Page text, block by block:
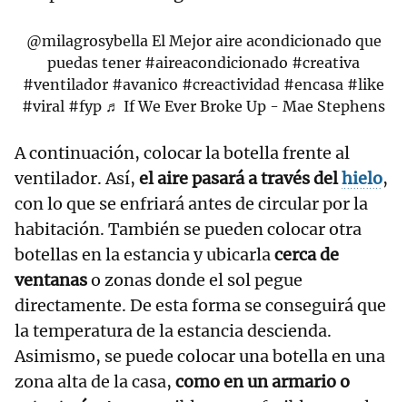
@milagrosybellaEl Mejor aire acondicionado que
puedas tener #aireacondicionado #creativa
#ventilador #avanico #creactividad #encasa #like
#viral #fyp ♬ If We Ever Broke Up - Mae Stephens
A continuación, colocar la botella frente al
ventilador. Así, el aire pasará a través delhielo,
con lo que se enfriará antes de circular por la
habitación. También se pueden colocar otra
botellas en la estancia y ubicarlacerca de
ventanaso zonas donde el sol pegue
directamente. De esta forma se conseguirá que
la temperatura de la estancia descienda.
Asimismo, se puede colocar una botella en una
zona alta de la casa, como en un armario o